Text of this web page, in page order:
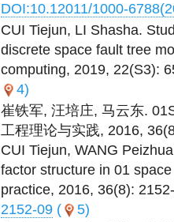
DOI:10.12011/1000-
CUI Tiejun, LI Shasha.
discrete space fault tree
computing, 2019, 22(S3):
4)
崔铁军, 汪培庄, 马云东.
工程理论与实践, 2016,
CUI Tiejun, WANG
factor structure in 01
practice, 2016, 36(8):
2152-09 ( 5)